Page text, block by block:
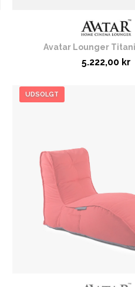
Avatar Lounger
5.222,00 kr
UDSOLGT